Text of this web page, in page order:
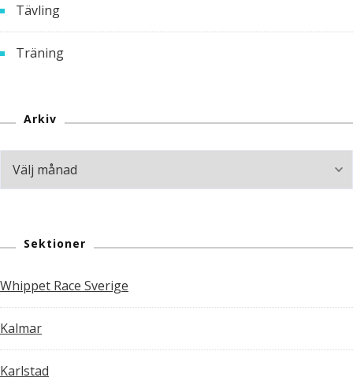
Tävling
Träning
Arkiv
Sektioner
Whippet Race Sverige
Kalmar
Karlstad